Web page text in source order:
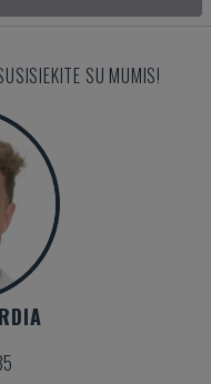
SU MUMIS!